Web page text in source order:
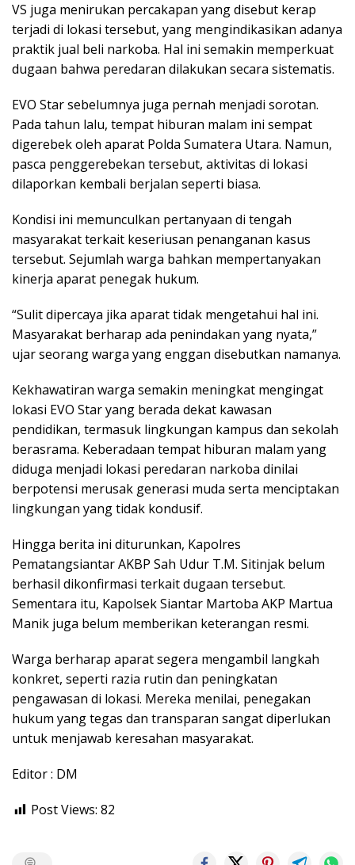
VS juga menirukan percakapan yang disebut kerap
terjadi di lokasi tersebut, yang mengindikasikan adanya
praktik jual beli narkoba. Hal ini semakin memperkuat
dugaan bahwa peredaran dilakukan secara sistematis.
EVO Star sebelumnya juga pernah menjadi sorotan.
Pada tahun lalu, tempat hiburan malam ini sempat
digerebek oleh aparat Polda Sumatera Utara. Namun,
pasca penggerebekan tersebut, aktivitas di lokasi
dilaporkan kembali berjalan seperti biasa.
Kondisi ini memunculkan pertanyaan di tengah
masyarakat terkait keseriusan penanganan kasus
tersebut. Sejumlah warga bahkan mempertanyakan
kinerja aparat penegak hukum.
“Sulit dipercaya jika aparat tidak mengetahui hal ini.
Masyarakat berharap ada penindakan yang nyata,”
ujar seorang warga yang enggan disebutkan namanya.
Kekhawatiran warga semakin meningkat mengingat
lokasi EVO Star yang berada dekat kawasan
pendidikan, termasuk lingkungan kampus dan sekolah
berasrama. Keberadaan tempat hiburan malam yang
diduga menjadi lokasi peredaran narkoba dinilai
berpotensi merusak generasi muda serta menciptakan
lingkungan yang tidak kondusif.
Hingga berita ini diturunkan, Kapolres
Pematangsiantar AKBP Sah Udur T.M. Sitinjak belum
berhasil dikonfirmasi terkait dugaan tersebut.
Sementara itu, Kapolsek Siantar Martoba AKP Martua
Manik juga belum memberikan keterangan resmi.
Warga berharap aparat segera mengambil langkah
konkret, seperti razia rutin dan peningkatan
pengawasan di lokasi. Mereka menilai, penegakan
hukum yang tegas dan transparan sangat diperlukan
untuk menjawab keresahan masyarakat.
Editor : DM
Post Views: 82